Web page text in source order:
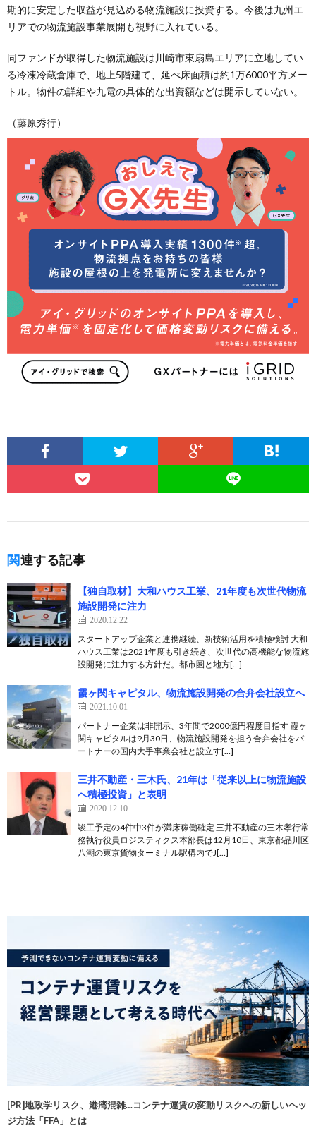
期的に安定した収益が見込める物流施設に投資する。今後は九州エ
リアでの物流施設事業展開も視野に入れている。
同ファンドが取得した物流施設は川崎市東扇島エリアに立地してい
る冷凍冷蔵倉庫で、地上5階建て、延べ床面積は約1万6000平方メー
トル。物件の詳細や九電の具体的な出資額などは開示していない。
（藤原秀行）
関連する記事
【独自取材】大和ハウス工業、21年度も次世代物流
施設開発に注力
2020.12.22
スタートアップ企業と連携継続、新技術活用を積極検討 大和
ハウス工業は2021年度も引き続き、次世代の高機能な物流施
設開発に注力する方針だ。都市圏と地方[…]
霞ヶ関キャピタル、物流施設開発の合弁会社設立へ
2021.10.01
パートナー企業は非開示、3年間で2000億円程度目指す 霞ヶ
関キャピタルは9月30日、物流施設開発を担う合弁会社をパ
ートナーの国内大手事業会社と設立す[…]
三井不動産・三木氏、21年は「従来以上に物流施設
へ積極投資」と表明
2020.12.10
竣工予定の4件中3件が満床稼働確定 三井不動産の三木孝行常
務執行役員ロジスティクス本部長は12月10日、東京都品川区
八潮の東京貨物ターミナル駅構内でJ[…]
[PR]地政学リスク、港湾混雑…コンテナ運賃の変動リスクへの新しいヘッ
ジ方法「FFA」とは